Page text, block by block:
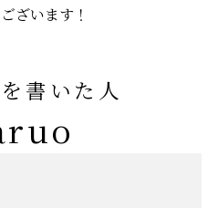
ざいます！
書いた人